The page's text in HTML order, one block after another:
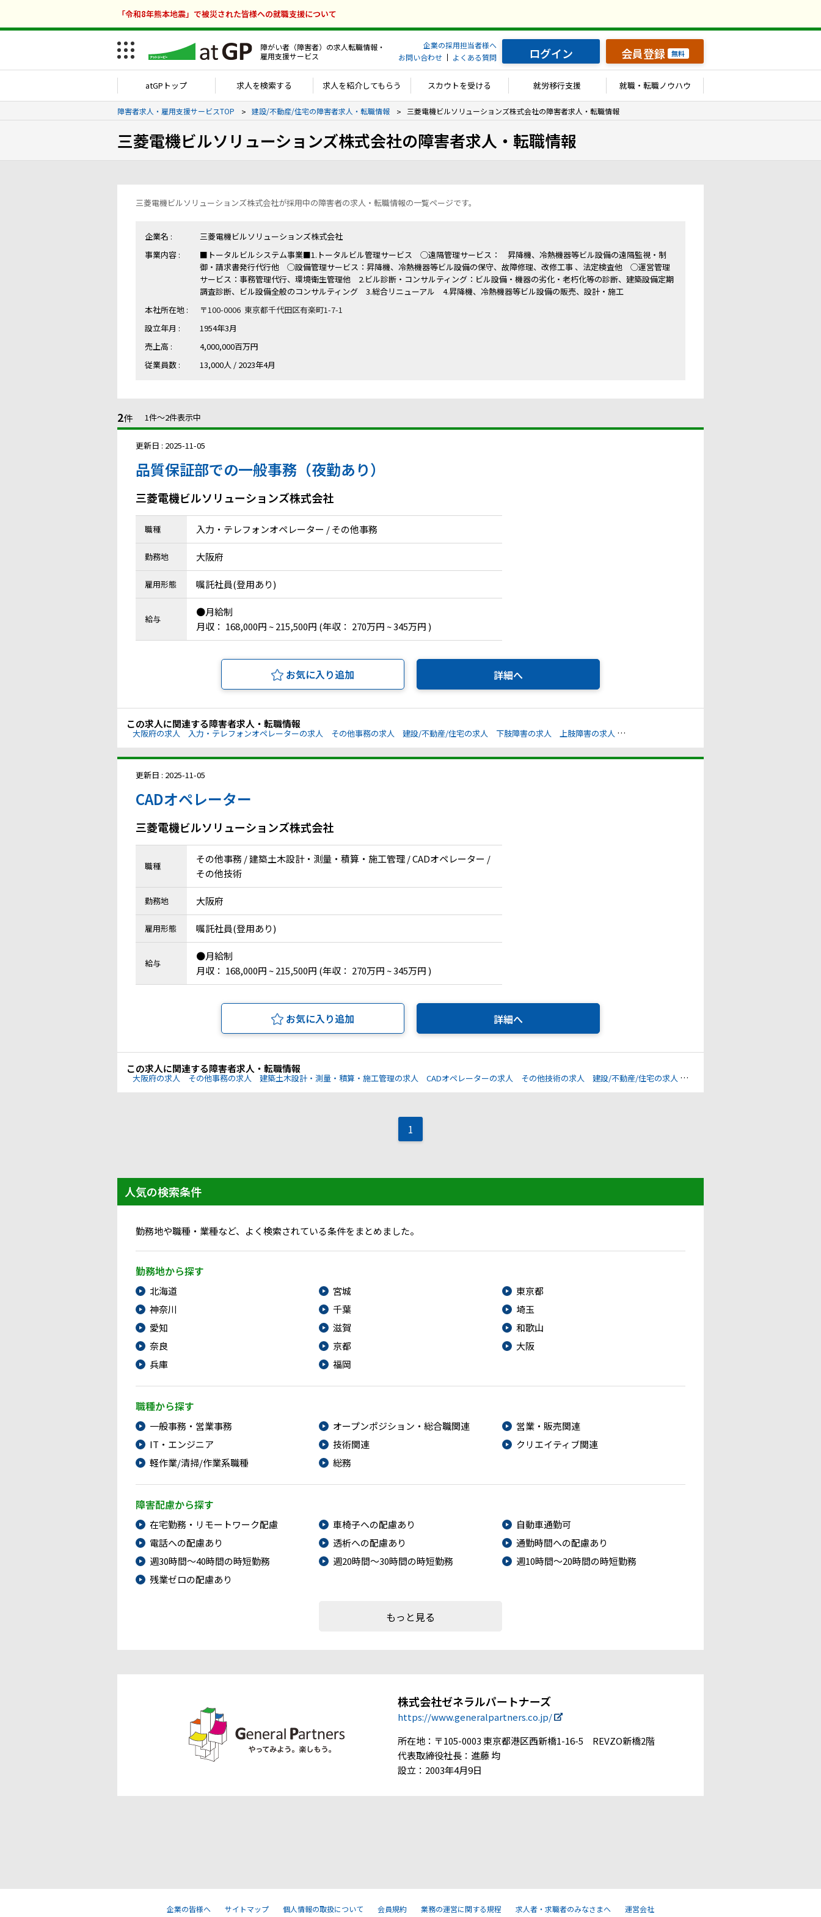
「令和8年熊本地震」で被災された皆様への就職支援について
障がい者（障害者）の求人転職情報・
雇用支援サービス
企業の採用担当者様へ
お問い合わせ
よくある質問 ログイン 会員登録 無料
atGPトップ 求人を検索する 求人を紹介してもらう スカウトを受ける 就労移行支援 就職・転職ノウハウ
障害者求人・雇用支援サービスTOP 建設/不動産/住宅の障害者求人・転職情報 三菱電機ビルソリューションズ株式会社の障害者求人・転職情報
三菱電機ビルソリューションズ株式会社の障害者求人・転職情報
三菱電機ビルソリューションズ株式会社が採用中の障害者の求人・転職情報の一覧ページです。
企業名 :
三菱電機ビルソリューションズ株式会社
事業内容 :
■トータルビルシステム事業■1.トータルビル管理サービス ◯遠隔管理サービス： 昇降機、冷熱機器等ビル設備の遠隔監視・制
御・請求書発行代行他 ◯設備管理サービス：昇降機、冷熱機器等ビル設備の保守、故障修理、改修工事 、法定検査他 ◯運営管理
サービス：事務管理代行、環境衛生管理他 2.ビル診断・コンサルティング：ビル設備・機器の劣化・老朽化等の診断、建築設備定期
調査診断、ビル設備全般のコンサルティング 3.総合リニューアル 4.昇降機、冷熱機器等ビル設備の販売、設計・施工
本社所在地 :
〒100-0006 東京都千代田区有楽町1-7-1
設立年月 :
1954年3月
売上高 :
4,000,000百万円
従業員数 :
13,000人 / 2023年4月
2件 1件〜2件表示中
更新日 : 2025-11-05
品質保証部での一般事務（夜勤あり）
三菱電機ビルソリューションズ株式会社
職種 入力・テレフォンオペレーター / その他事務
勤務地 大阪府
雇用形態 嘱託社員(登用あり)
給与
●月給制
月収： 168,000円 ~ 215,500円 (年収： 270万円 ~ 345万円 )
お気に入り追加 詳細へ
この求人に関連する障害者求人・転職情報
大阪府の求人 入力・テレフォンオペレーターの求人 その他事務の求人 建設/不動産/住宅の求人 下肢障害の求人 上肢障害の求人 心臓機能障害の求人
更新日 : 2025-11-05
CADオペレーター
三菱電機ビルソリューションズ株式会社
職種
その他事務 / 建築土木設計・測量・積算・施工管理 / CADオペレーター /
その他技術
勤務地 大阪府
雇用形態 嘱託社員(登用あり)
給与
●月給制
月収： 168,000円 ~ 215,500円 (年収： 270万円 ~ 345万円 )
お気に入り追加 詳細へ
この求人に関連する障害者求人・転職情報
大阪府の求人 その他事務の求人 建築土木設計・測量・積算・施工管理の求人 CADオペレーターの求人 その他技術の求人 建設/不動産/住宅の求人 下肢障害の求人
1
人気の検索条件
勤務地や職種・業種など、よく検索されている条件をまとめました。
勤務地から探す
北海道 宮城
東京都
神奈川
千葉
埼玉
愛知
滋賀
和歌山
奈良
京都
大阪
兵庫
福岡
職種から探す
一般事務・営業事務 オープンポジション・総合職関連
営業・販売関連
IT・エンジニア
技術関連
クリエイティブ関連
軽作業/清掃/作業系職種
総務
障害配慮から探す
在宅勤務・リモートワーク配慮 車椅子への配慮あり
自動車通勤可
電話への配慮あり
透析への配慮あり
通勤時間への配慮あり
週30時間～40時間の時短勤務
週20時間～30時間の時短勤務
週10時間～20時間の時短勤務
残業ゼロの配慮あり
もっと見る
株式会社ゼネラルパートナーズ
https://www.generalpartners.co.jp/
所在地：〒105-0003 東京都港区西新橋1-16-5 REVZO新橋2階
代表取締役社長：進藤 均
設立：2003年4月9日
企業の皆様へ サイトマップ 個人情報の取扱について 会員規約 業務の運営に関する規程 求人者・求職者のみなさまへ 運営会社